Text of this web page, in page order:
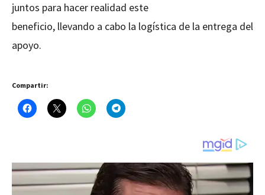
juntos para hacer realidad este
beneficio, llevando a cabo la logística de la entrega del
apoyo.
Compartir: